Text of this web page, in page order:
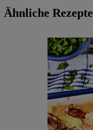
Ähnliche Rezepte